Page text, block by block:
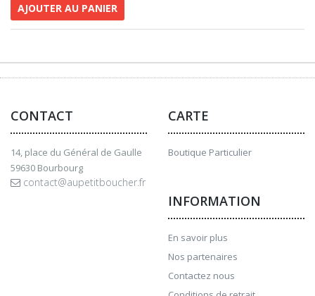
AJOUTER AU PANIER
CONTACT
14, place du Général de Gaulle
59630 Bourbourg
contact@aupetitboucher.fr
CARTE
Boutique Particulier
INFORMATION
En savoir plus
Nos partenaires
Contactez nous